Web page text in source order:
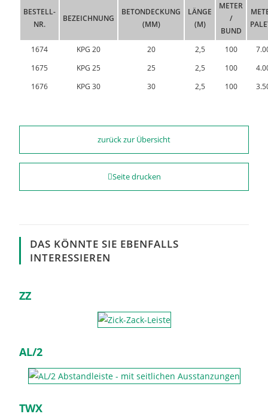
BESTELL-
NR.
BEZEICHNUNG
BETONDECKUNG
(MM)
LÄNGE
(M)
METER
/
BUND
1674 KPG 20 20 2,5 100
1675
KPG 25 25 2,5 100
1676
KPG 30 30 2,5 100
zurück zur Übersicht
Seite drucken
DAS KÖNNTE SIE EBENFALLS
INTERESSIEREN
ZZ
AL/2
TWX